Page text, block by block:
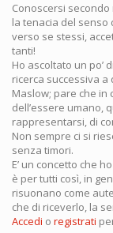
Conoscersi
la tenacia del senso
verso se stessi,
tanti!
Ho ascoltato un po’
ricerca successiva a
Maslow; pare che in
dell’essere umano,
rappresentarsi, di
Non sempre ci si
senza timori.
E’ un concetto che
è per tutti così, in
risuonano come
che di riceverlo, la
Accedi o registrati